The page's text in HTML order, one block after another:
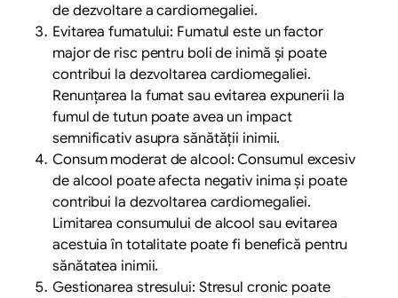
de dezvoltare a cardiomegaliei.
Evitarea fumatului: Fumatul este un factor
major de risc pentru boli de inimă și poate
contribui la dezvoltarea cardiomegaliei.
Renunțarea la fumat sau evitarea expunerii la
fumul de tutun poate avea un impact
semnificativ asupra sănătății inimii.
Consum moderat de alcool: Consumul excesiv
de alcool poate afecta negativ inima și poate
contribui la dezvoltarea cardiomegaliei.
Limitarea consumului de alcool sau evitarea
acestuia în totalitate poate fi benefică pentru
sănătatea inimii.
Gestionarea stresului: Stresul cronic poate